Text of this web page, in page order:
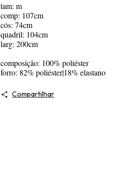
tam: m
comp: 107cm
cós: 74cm
quadril: 104cm
larg: 200cm
composição: 100% poliéster
forro: 82% poliéster|18% elastano
Compartilhar